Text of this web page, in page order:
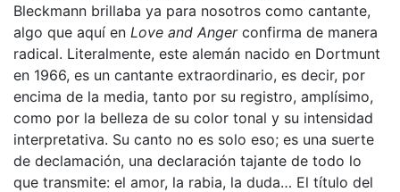
Bleckmann brillaba ya para nosotros como cantante,
algo que aquí en Love and Angerconfirma de manera
radical. Literalmente, este alemán nacido en Dortmunt
en 1966, es un cantante extraordinario, es decir, por
encima de la media, tanto por su registro, amplísimo,
como por la belleza de su color tonal y su intensidad
interpretativa. Su canto no es solo eso; es una suerte
de declamación, una declaración tajante de todo lo
que transmite: el amor, la rabia, la duda… El título del